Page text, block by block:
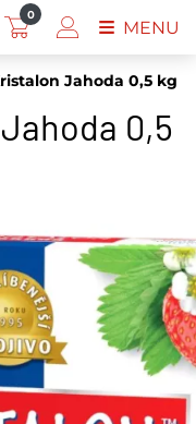
Jahoda 0,5 kg
0,5
0
MENU